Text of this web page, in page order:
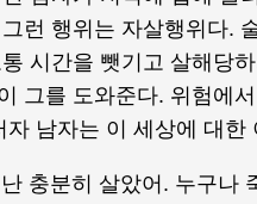
런 행위는 자살행위다.
시간을 뺏기고 살해당
그를 도와준다. 위험에
자 남자는 이 세상에 대한
충분히 살았어. 누구나